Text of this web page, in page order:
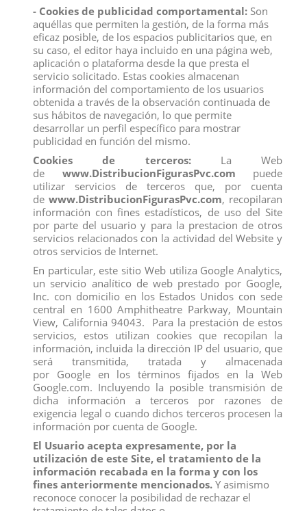
Somos una
empresa avalada por una gran experiencia
mercadodedistribuciónyventa al por mayor.
Los mejores precios los encontrarás
enwww.distribucionfiguraspvc.com, tu página de confianza
Calificación
Comentarios (0)
No hay reseñas de clientes en este momento.
Los clientes que adquirieron este producto también
compraron:
10003 TORO BRAVO ENSABANADO
TROTANDO DEQUBE
View
THERIZINOSAURIO
View
- Cookies de publicidad comportamental: Son
aquéllas que permiten la gestión, de la forma más
eficaz posible, de los espacios publicitarios que, en
su caso, el editor haya incluido en una página web,
aplicación o plataforma desde la que presta el
servicio solicitado. Estas cookies almacenan
información del comportamiento de los usuarios
obtenida a través de la observación continuada de
sus hábitos de navegación, lo que permite
desarrollar un perfil específico para mostrar
publicidad en función del mismo.
Cookies de terceros:La Web
de www.DistribucionFigurasPvc.com puede
utilizar servicios de terceros que, por cuenta
de www.DistribucionFigurasPvc.com, recopilaran
información con fines estadísticos, de uso del Site
por parte del usuario y para la prestacion de otros
servicios relacionados con la actividad del Website y
otros servicios de Internet.
En particular, este sitio Web utiliza Google Analytics,
un servicio analítico de web prestado por Google,
Inc. con domicilio en los Estados Unidos con sede
central en 1600 Amphitheatre Parkway, Mountain
View, California 94043. Para la prestación de estos
servicios, estos utilizan cookies que recopilan la
información, incluida la dirección IP del usuario, que
será transmitida, tratada y almacenada
por Google en los términos fijados en la Web
Google.com. Incluyendo la posible transmisión de
dicha información a terceros por razones de
exigencia legal o cuando dichos terceros procesen la
información por cuenta de Google.
El Usuario acepta expresamente, por la
utilización de este Site, el tratamiento de la
información recabada en la forma y con los
fines anteriormente mencionados. Y asimismo
reconoce conocer la posibilidad de rechazar el